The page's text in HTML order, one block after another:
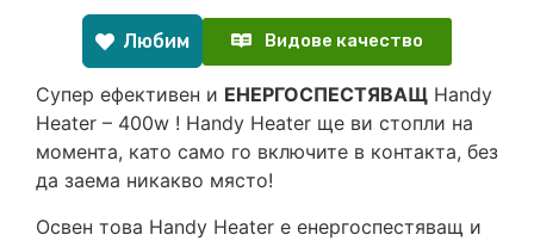
Любим Видове качество
Супер ефективен и ЕНЕРГОСПЕСТЯВАЩ Handy
Heater – 400w ! Handy Heater ще ви стопли на
момента, като само го включите в контакта, без
да заема никакво място!
Освен това Handy Heater е енергоспестяващ и